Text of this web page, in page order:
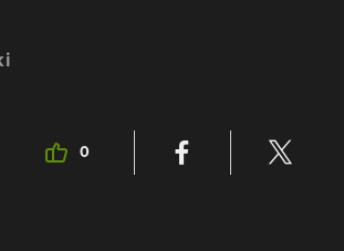
0